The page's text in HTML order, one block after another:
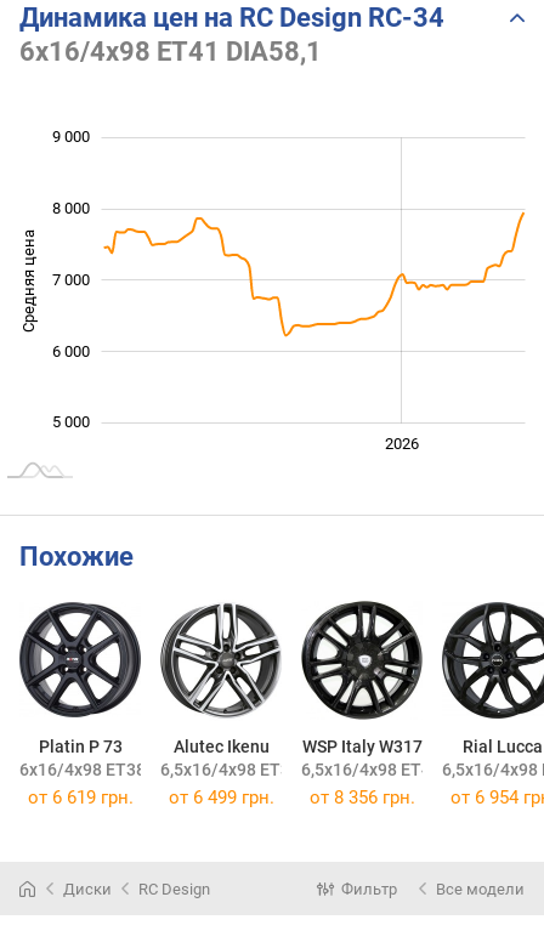
Динамика цен на RC Design RC-34
6x16/4x98 ET41 DIA58,1
Средняя цена 5 000
5 000
6 000
7 000
8 000
9 000
2026
Похожие
Platin P 73
6x16/4x98 ET38 DIA58,1
Alutec Ikenu
6,5x16/4x98 ET37 DIA58,1
WSP Italy W317
6,5x16/4x98 ET40 DIA58,1
Rial Lucca
6,5x16/4x98
от 6 619 грн. от 6 499 грн. от 8 356 грн. от 6 954
Диски RC Design Фильтр Все модели